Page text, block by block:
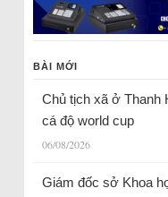
BÀI MỚI
Chủ tịch xã ở Thanh
cá độ world cup
06/08/2026
Giám đốc sở Khoa